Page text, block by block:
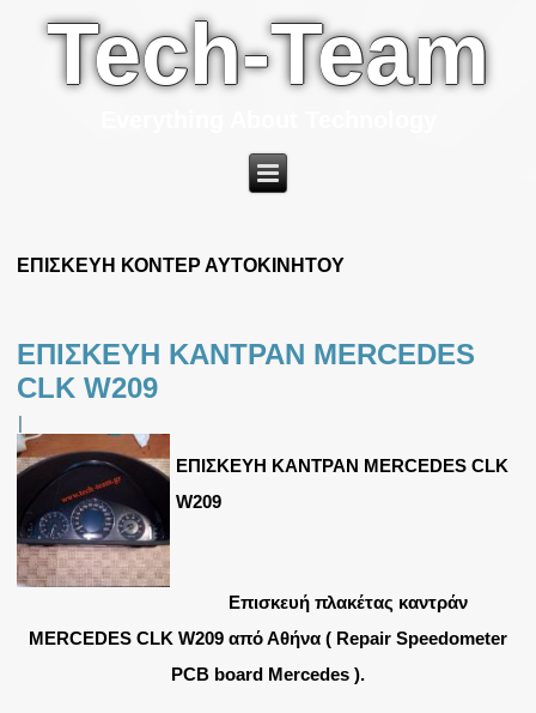
Tech-Team
ΕΠΙΣΚΕΥΗ ΚΟΝΤΕΡ ΑΥΤΟΚΙΝΗΤΟΥ
ΕΠΙΣΚΕΥΗ ΚΑΝΤΡΑΝ MERCEDES
CLK W209
|
ΕΠΙΣΚΕΥΗ ΚΑΝΤΡΑΝ MERCEDES CLK
W209
Επισκευή πλακέτας καντράν
MERCEDES CLK W209 από Αθήνα ( Repair Speedometer
PCB board Mercedes ).